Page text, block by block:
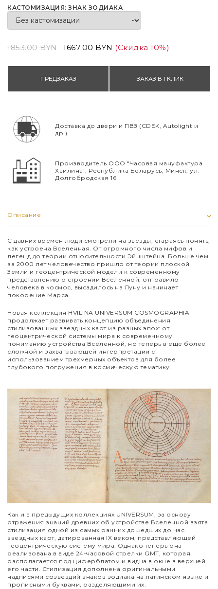
КАСТОМИЗАЦИЯ: ЗНАК ЗОДИАКА
1853.00 BYN 1667.00 BYN (Скидка 10%)
ПРЕДЗАКАЗ ЗАКАЗ В 1 КЛИК
Доставка до двери и ПВЗ (CDEK, Autolight и
др.)
Производитель ООО "Часовая мануфактура
Хвилина", Республика Беларусь, Минск, ул.
Долгобродская 16
Описание
С давних времен люди смотрели на звезды, стараясь понять,
как устроена Вселенная. От огромного числа мифов и
легенд до теории относительности Эйнштейна. Больше чем
за 2000 лет человечество пришло от теории плоской
Земли и геоцентрической модели к современному
представлению о строении Вселенной, отправило
человека в космос, высадилось на Луну и начинает
покорение Марса.
Новая коллекция HVILINA UNIVERSUM COSMOGRAPHIA
продолжает развивать концепцию объединения
стилизованных звездных карт из разных эпох: от
геоцентрической системы мира к современному
пониманию устройства Вселенной, но теперь в еще более
сложной и захватывающей интерпретации с
использованием трехмерных объектов для более
глубокого погружения в космическую тематику.
Как и в предыдущих коллекциях UNIVERSUM, за основу
отражения знаний древних об устройстве Вселенной взята
стилизация одной из самых ранних дошедших до нас
звездных карт, датированная IX веком, представляющей
геоцентрическую систему мира. Однако теперь она
реализована в виде 24-часовой стрелки GMT, которая
располагается под циферблатом и видна в окне в верхней
его части. Стилизация дополнена оригинальными
надписями созвездий знаков зодиака на латинском языке и
прописными буквами, разделяющими их.